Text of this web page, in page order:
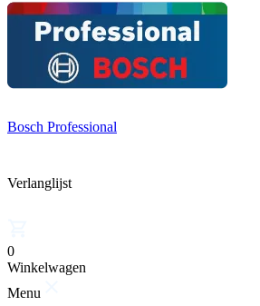
Bosch Professional
Verlanglijst
0
Winkelwagen
Menu